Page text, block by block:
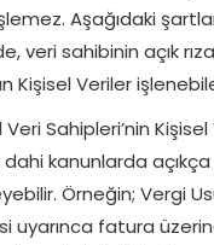
Aşağıdaki
veri sahibinin açık
Kişisel Veriler
Veri Sahipleri’nin Kişisel
dahi kanunlarda
Örneğin; Vergi
uyarınca fatura